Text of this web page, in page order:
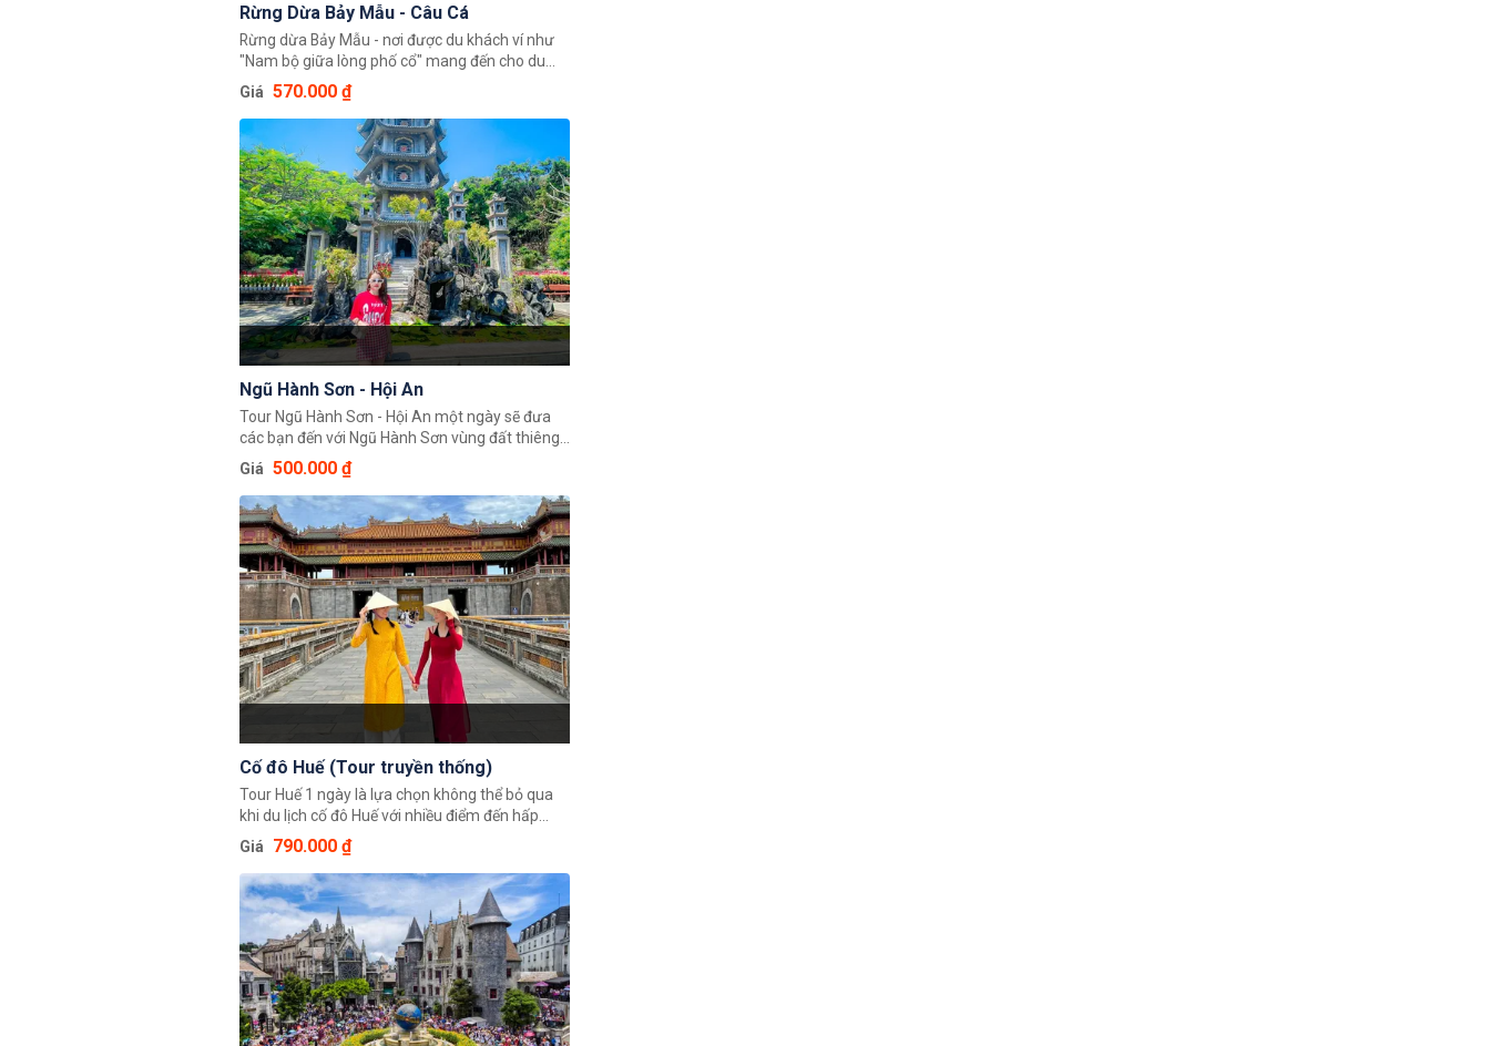
Rừng Dừa Bảy Mẫu - Câu Cá
Rừng dừa Bảy Mẫu - nơi được du khách ví như
"Nam bộ giữa lòng phố cổ" mang đến cho du
khách trải nghiệm về miền sông nước bên chiếc
thuyền thúng mộc mạc, dưới hàng dừa xanh
bạt ngàn ngút mắt.
Giá 570.000 ₫
Ngũ Hành Sơn - Hội An
Tour Ngũ Hành Sơn - Hội An một ngày sẽ đưa
các bạn đến với Ngũ Hành Sơn vùng đất thiêng
liêng với 5 ngọn núi như hình bàn tay được thiên
nhiên ban tặng. Và Hội An một phố cổ với hàng
nghìn di tích kiến trúc đã trường tồn cùng thời
gian.
Giá 500.000 ₫
Cố đô Huế (Tour truyền thống)
Tour Huế 1 ngày là lựa chọn không thể bỏ qua
khi du lịch cố đô Huế với nhiều điểm đến hấp
dẫn, tìm hiểu về văn hóa lịch sử cố đô qua các
công trình kiến trúc Hoàng cung, lăng tẩm dưới
triều đại nhà Nguyễn, tham quan các làng nghề
truyền thống và trải nghiệm ẩm thực cung đình
vô cùng đặc sắc, được khởi hành từ Huế.
Giá 790.000 ₫